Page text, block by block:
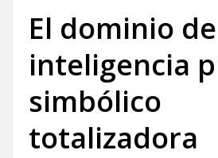
El dominio
inteligencia
simbólico
totalizadora